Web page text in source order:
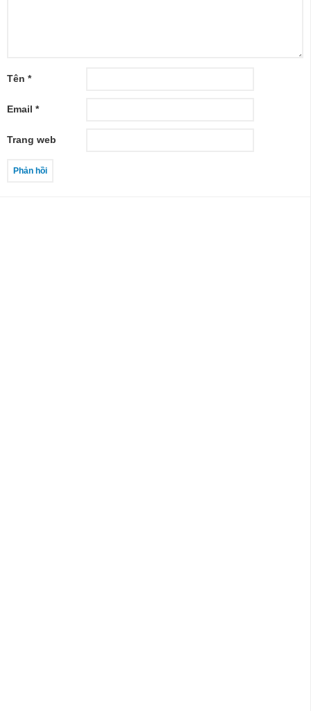
Tên *
Email *
Trang web